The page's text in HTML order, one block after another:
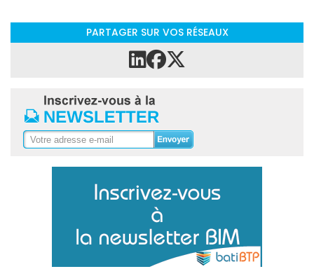
PARTAGER SUR VOS RÉSEAUX